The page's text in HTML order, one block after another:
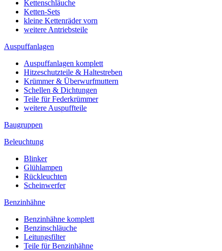
Kettenschläuche
Ketten-Sets
kleine Kettenräder vorn
weitere Antriebsteile
Auspuffanlagen
Auspuffanlagen komplett
Hitzeschutzteile & Haltestreben
Krümmer & Überwurfmuttern
Schellen & Dichtungen
Teile für Federkrümmer
weitere Auspuffteile
Baugruppen
Beleuchtung
Blinker
Glühlampen
Rückleuchten
Scheinwerfer
Benzinhähne
Benzinhähne komplett
Benzinschläuche
Leitungsfilter
Teile für Benzinhähne